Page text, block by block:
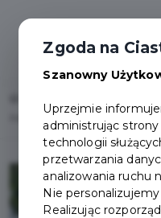
Pół miliona zarejestrowanych
Zgoda na
Szanowny
Uprzejmie
administrując
technologii
przetwarzania
analizowania ruchu
Nie
Realizując